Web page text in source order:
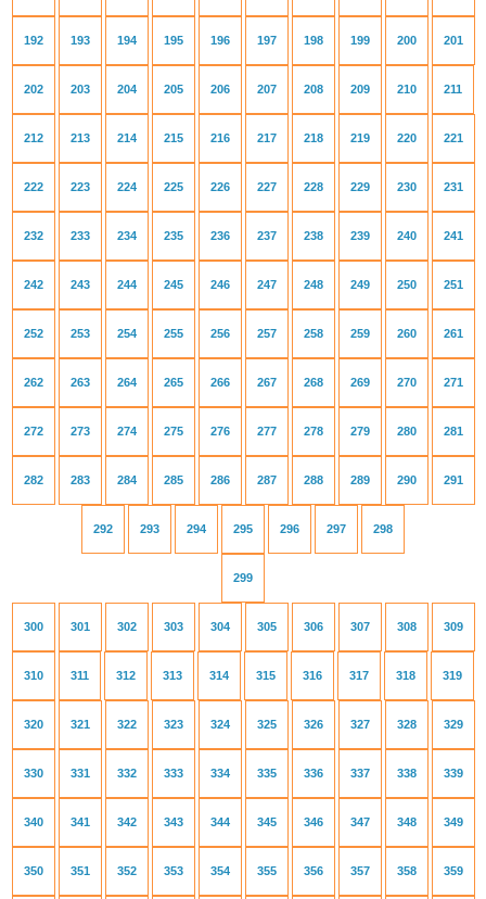
192 193 194 195 196 197 198 199 200 201
202 203 204 205 206 207 208 209 210 211
212 213 214 215 216 217 218 219 220 221
222 223 224 225 226 227 228 229 230 231
232 233 234 235 236 237 238 239 240 241
242 243 244 245 246 247 248 249 250 251
252 253 254 255 256 257 258 259 260 261
262 263 264 265 266 267 268 269 270 271
272 273 274 275 276 277 278 279 280 281
282 283 284 285 286 287 288 289 290 291
292 293 294 295 296 297 298
299
300 301 302 303 304 305 306 307 308 309
310 311 312 313 314 315 316 317 318 319
320 321 322 323 324 325 326 327 328 329
330 331 332 333 334 335 336 337 338 339
340 341 342 343 344 345 346 347 348 349
350 351 352 353 354 355 356 357 358 359